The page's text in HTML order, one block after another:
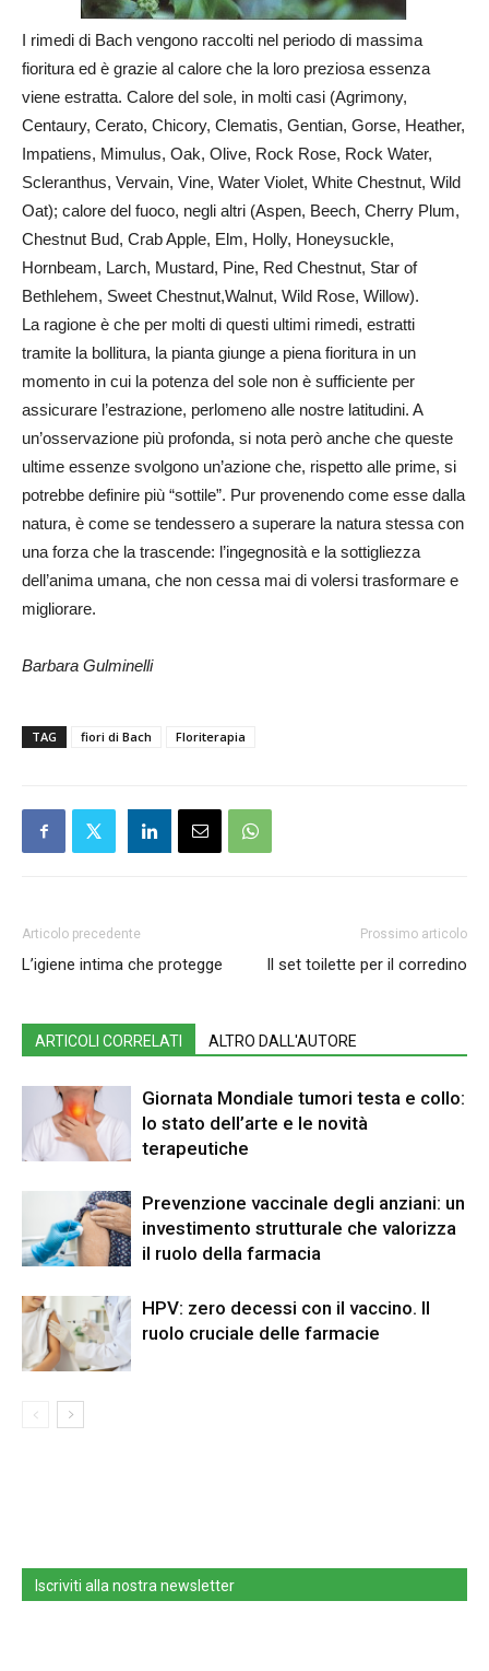
I rimedi di Bach vengono raccolti nel periodo di massima
fioritura ed è grazie al calore che la loro preziosa essenza
viene estratta. Calore del sole, in molti casi (Agrimony,
Centaury, Cerato, Chicory, Clematis, Gentian, Gorse, Heather,
Impatiens, Mimulus, Oak, Olive, Rock Rose, Rock Water,
Scleranthus, Vervain, Vine, Water Violet, White Chestnut, Wild
Oat); calore del fuoco, negli altri (Aspen, Beech, Cherry Plum,
Chestnut Bud, Crab Apple, Elm, Holly, Honeysuckle,
Hornbeam, Larch, Mustard, Pine, Red Chestnut, Star of
Bethlehem, Sweet Chestnut,Walnut, Wild Rose, Willow).
La ragione è che per molti di questi ultimi rimedi, estratti
tramite la bollitura, la pianta giunge a piena fioritura in un
momento in cui la potenza del sole non è sufficiente per
assicurare l’estrazione, perlomeno alle nostre latitudini. A
un’osservazione più profonda, si nota però anche che queste
ultime essenze svolgono un’azione che, rispetto alle prime, si
potrebbe definire più “sottile”. Pur provenendo come esse dalla
natura, è come se tendessero a superare la natura stessa con
una forza che la trascende: l’ingegnosità e la sottigliezza
dell’anima umana, che non cessa mai di volersi trasformare e
migliorare.
Barbara Gulminelli
TAG fiori di Bach Floriterapia
Articolo precedente
L’igiene intima che protegge
Prossimo articolo
Il set toilette per il corredino
ARTICOLI CORRELATI ALTRO DALL'AUTORE
Giornata Mondiale tumori testa e collo:
lo stato dell’arte e le novità
terapeutiche
Prevenzione vaccinale degli anziani: un
investimento strutturale che valorizza
il ruolo della farmacia
HPV: zero decessi con il vaccino. Il
ruolo cruciale delle farmacie
Iscriviti alla nostra newsletter